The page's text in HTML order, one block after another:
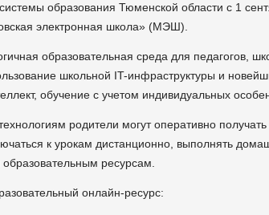
образования Тюменской области с 1
электронная школа» (МЭШ).
образовательная среда для педагогов,
школьной IT-инфраструктуры и
обучение с учетом индивидуальных
родители могут оперативно
к урокам дистанционно, выполнять
ресурсам.
онлайн-ресурс: